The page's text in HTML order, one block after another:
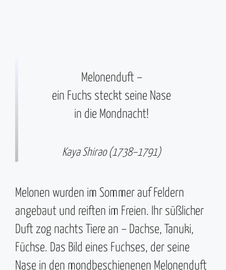
Melonenduft –
ein Fuchs steckt seine Nase
in die Mondnacht!
Kaya Shirao (1738–1791)
Melonen wurden im Sommer auf Feldern
angebaut und reiften im Freien. Ihr süßlicher
Duft zog nachts Tiere an – Dachse, Tanuki,
Füchse. Das Bild eines Fuchses, der seine
Nase in den mondbeschienenen Melonenduft